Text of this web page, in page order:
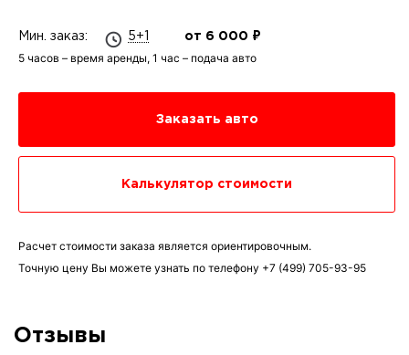
Мин. заказ: 5+1 от 6 000 ₽
5 часов – время аренды, 1 час – подача авто
Заказать авто
Калькулятор стоимости
Расчет стоимости заказа является ориентировочным.
Точную цену Вы можете узнать по телефону +7 (499) 705-93-95
Отзывы